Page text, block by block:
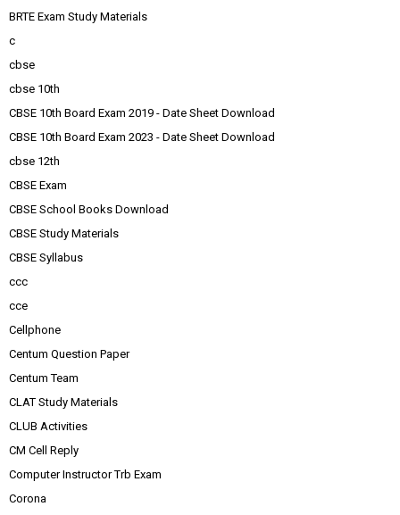
BRTE Exam Study Materials
c
cbse
cbse 10th
CBSE 10th Board Exam 2019 - Date Sheet Download
CBSE 10th Board Exam 2023 - Date Sheet Download
cbse 12th
CBSE Exam
CBSE School Books Download
CBSE Study Materials
CBSE Syllabus
ccc
cce
Cellphone
Centum Question Paper
Centum Team
CLAT Study Materials
CLUB Activities
CM Cell Reply
Computer Instructor Trb Exam
Corona